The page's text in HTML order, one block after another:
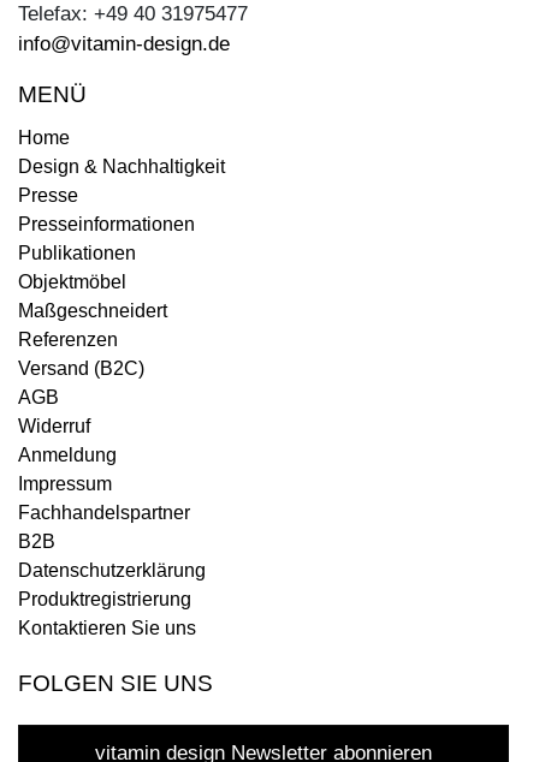
Telefax: +49 40 31975477
info@vitamin-design.de
MENÜ
Home
Design & Nachhaltigkeit
Presse
Presseinformationen
Publikationen
Objektmöbel
Maßgeschneidert
Referenzen
Versand (B2C)
AGB
Widerruf
Anmeldung
Impressum
Fachhandelspartner
B2B
Datenschutzerklärung
Produktregistrierung
Kontaktieren Sie uns
FOLGEN SIE UNS
vitamin design Newsletter abonnieren